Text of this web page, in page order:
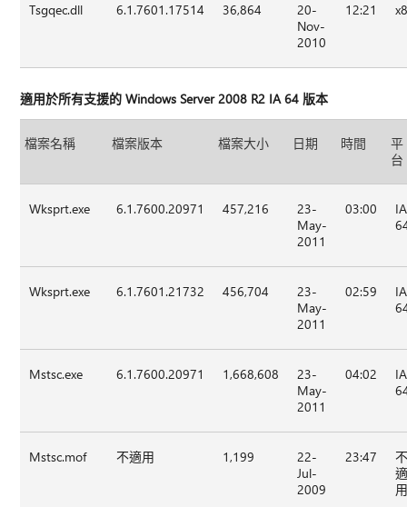
Tsgqec.dll 6.1.7601.17514 36,864
20-
Nov-
2010
12:21
適用於所有支援的 Windows Server 2008 R2 IA 64 版本
檔案名稱 檔案版本 檔案大小 日期 時間
平
台
Wksprt.exe 6.1.7600.20971 457,216
23-
May-
2011
03:00
Wksprt.exe 6.1.7601.21732 456,704
23-
May-
2011
02:59
Mstsc.exe 6.1.7600.20971 1,668,608
23-
May-
2011
04:02
Mstsc.mof 不適用 1,199
22-
Jul-
2009
23:47